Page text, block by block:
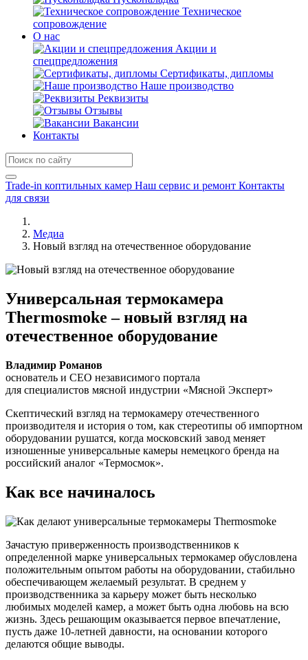
Техническое
сопровождение
О нас
Акции и
спецпредложения
Сертификаты, дипломы
Наше производство
Реквизиты
Отзывы
Вакансии
Контакты
Trade-in коптильных камер Наш сервис и ремонт Контакты
для связи
Медиа
Новый взгляд на отечественное оборудование
Универсальная термокамера
Thermosmoke – новый взгляд на
отечественное оборудование
Владимир Романов
основатель и CEO независимого портала
для специалистов мясной индустрии «Мясной Эксперт»
Скептический взгляд на термокамеру отечественного
производителя и история о том, как стереотипы об импортном
оборудовании рушатся, когда московский завод меняет
изношенные универсальные камеры немецкого бренда на
российский аналог «Термосмок».
Как все начиналось
Зачастую приверженность производственников к
определенной марке универсальных термокамер обусловлена
положительным опытом работы на оборудовании, стабильно
обеспечивающем желаемый результат. В среднем у
производственника за карьеру может быть несколько
любимых моделей камер, а может быть одна любовь на всю
жизнь. Здесь решающим оказывается первое впечатление,
пусть даже 10-летней давности, на основании которого
делаются общие выводы.